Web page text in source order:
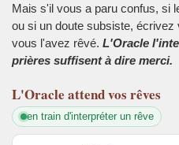
Mais s'il vous a paru confus, si
ou si un doute subsiste,
vous l'avez rêvé. L'Oracle
prières suffisent à dire merci.
L'Oracle attend vos rêves
en train d'interpréter un rêve